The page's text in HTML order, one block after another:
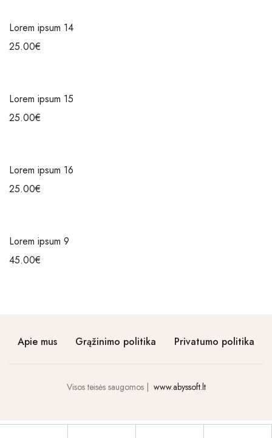
Lorem ipsum 14
25.00€
Lorem ipsum 15
25.00€
Lorem ipsum 16
25.00€
Lorem ipsum 9
45.00€
Apie mus Grąžinimo politika Privatumo politika
Visos teisės saugomos | www.abyssoft.lt